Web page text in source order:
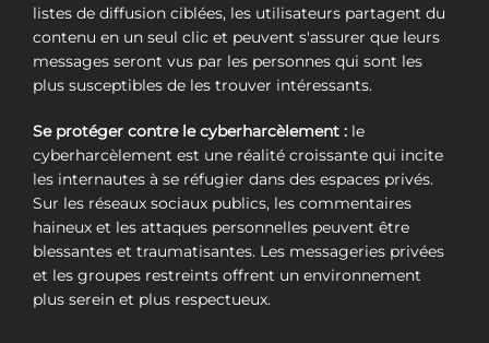
listes de diffusion ciblées, les utilisateurs partagent du
contenu en un seul clic et peuvent s'assurer que leurs
messages seront vus par les personnes qui sont les
plus susceptibles de les trouver intéressants.
Se protéger contre le cyberharcèlement : le
cyberharcèlement est une réalité croissante qui incite
les internautes à se réfugier dans des espaces privés.
Sur les réseaux sociaux publics, les commentaires
haineux et les attaques personnelles peuvent être
blessantes et traumatisantes. Les messageries privées
et les groupes restreints offrent un environnement
plus serein et plus respectueux.